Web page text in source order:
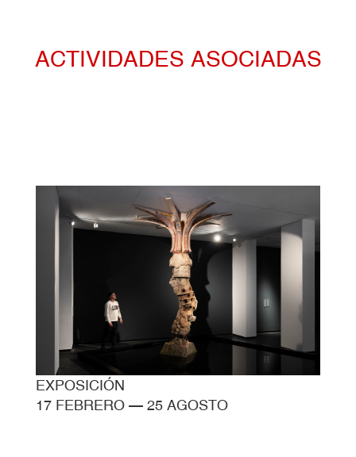
ACTIVIDADES ASOCIADAS
EXPOSICIÓN
17 FEBRERO — 25 AGOSTO